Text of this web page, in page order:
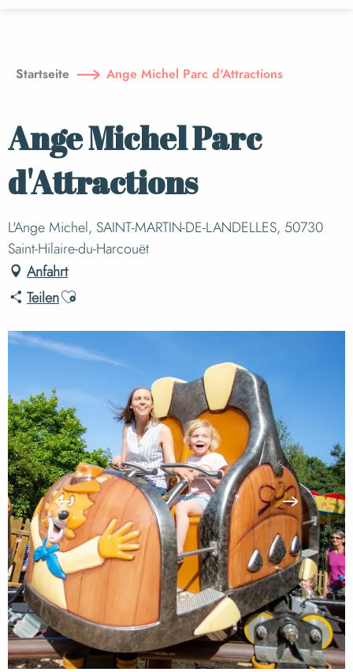
principal
Startseite Ange Michel Parc d'Attractions
Ange Michel Parc
d'Attractions
L'Ange Michel, SAINT-MARTIN-DE-LANDELLES, 50730
Saint-Hilaire-du-Harcouët
Anfahrt
TeilenAjouter aux favoris